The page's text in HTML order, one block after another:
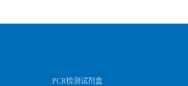
PCR检测试剂盒